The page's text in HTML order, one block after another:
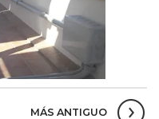
MÁS ANTIGUO